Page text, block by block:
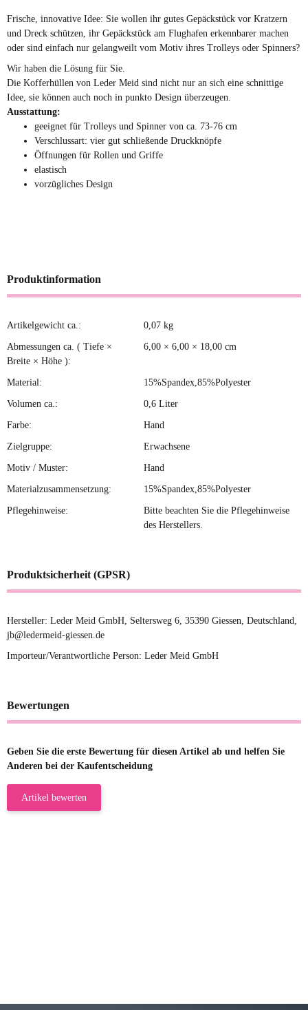
Frische, innovative Idee: Sie wollen ihr gutes Gepäckstück vor Kratzern
und Dreck schützen, ihr Gepäckstück am Flughafen erkennbarer machen
oder sind einfach nur gelangweilt vom Motiv ihres Trolleys oder Spinners?
Wir haben die Lösung für Sie.
Die Kofferhüllen von Leder Meid sind nicht nur an sich eine schnittige
Idee, sie können auch noch in punkto Design überzeugen.
Ausstattung:
geeignet für Trolleys und Spinner von ca. 73-76 cm
Verschlussart: vier gut schließende Druckknöpfe
Öffnungen für Rollen und Griffe
elastisch
vorzügliches Design
Produktinformation
Produkteigenschaft
Wert
Artikelgewicht ca.: 0,07 kg
Abmessungen ca. ( Tiefe ×
Breite × Höhe ):
6,00 × 6,00 × 18,00 cm
Material: 15%Spandex,85%Polyester
Volumen ca.: 0,6 Liter
Farbe: Hand
Zielgruppe: Erwachsene
Motiv / Muster: Hand
Materialzusammensetzung: 15%Spandex,85%Polyester
Pflegehinweise:
Bitte beachten Sie die Pflegehinweise
des Herstellers.
Produktsicherheit (GPSR)
Hersteller: Leder Meid GmbH, Seltersweg 6, 35390 Giessen, Deutschland,
jb@ledermeid-giessen.de
Importeur/Verantwortliche Person: Leder Meid GmbH
Bewertungen
Geben Sie die erste Bewertung für diesen Artikel ab und helfen Sie
Anderen bei der Kaufentscheidung
Artikel bewerten